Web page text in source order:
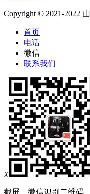
Copyright © 2021-2022
首页
电话
微信
联系我们
X
截屏，微信识别二维码